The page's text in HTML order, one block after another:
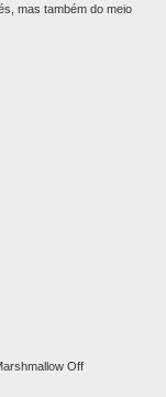
mas também do meio
Off